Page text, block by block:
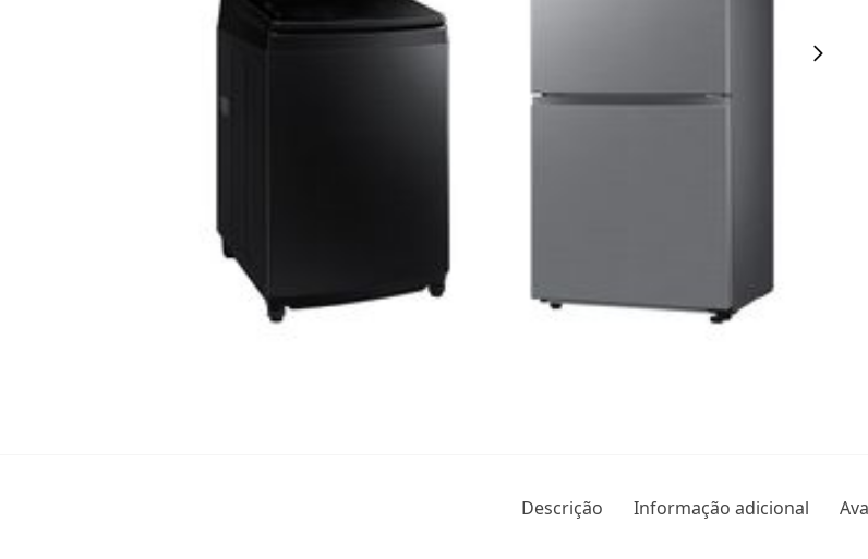
Descrição Informação adicional